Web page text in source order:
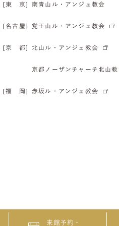
[東 京] 南青山ル・アンジェ教会
[名古屋] 覚王山ル・アンジェ教会
[京 都] 北山ル・アンジェ教会
京都ノーザンチャーチ北山
[福 岡] 赤坂ル・アンジェ教会
来館予約・